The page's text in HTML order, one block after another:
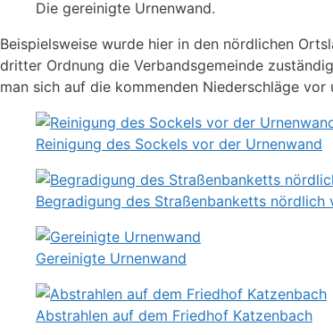
Die gereinigte Urnenwand.
Beispielsweise wurde hier in den nördlichen
dritter Ordnung die Verbandsgemeinde
man sich auf die kommenden Niederschläge
Reinigung des Sockels vor der Urnenwand
Begradigung des Straßenbanketts nördlich
Gereinigte Urnenwand
Abstrahlen auf dem Friedhof Katzenbach